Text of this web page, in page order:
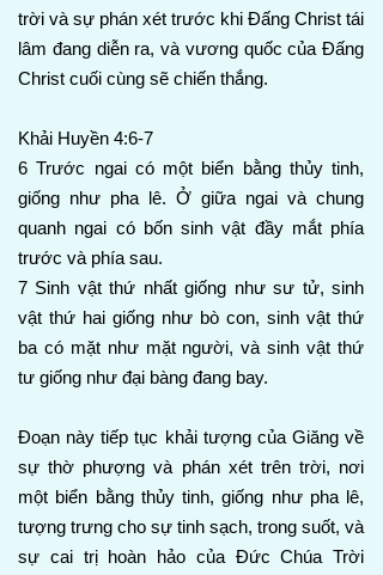
trời và sự phán xét trước khi Đấng Christ tái
lâm đang diễn ra, và vương quốc của Đấng
Christ cuối cùng sẽ chiến thắng.
Khải Huyền 4:6-7
6 Trước ngai có một biển bằng thủy tinh,
giống như pha lê. Ở giữa ngai và chung
quanh ngai có bốn sinh vật đầy mắt phía
trước và phía sau.
7 Sinh vật thứ nhất giống như sư tử, sinh
vật thứ hai giống như bò con, sinh vật thứ
ba có mặt như mặt người, và sinh vật thứ
tư giống như đại bàng đang bay.
Đoạn này tiếp tục khải tượng của Giăng về
sự thờ phượng và phán xét trên trời, nơi
một biển bằng thủy tinh, giống như pha lê,
tượng trưng cho sự tinh sạch, trong suốt, và
sự cai trị hoàn hảo của Đức Chúa Trời